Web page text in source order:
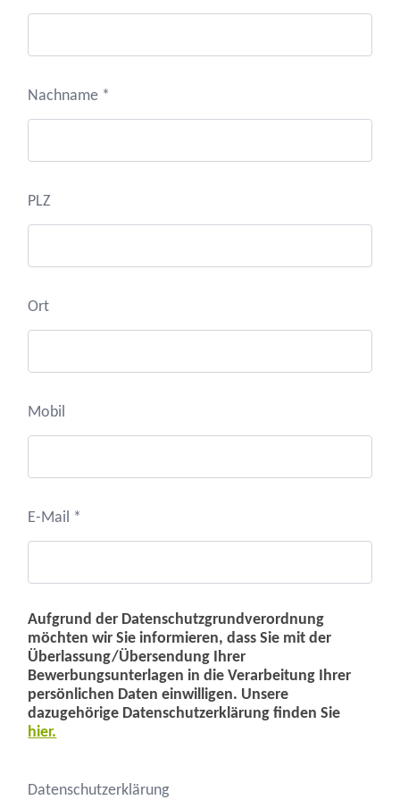
Nachname *
PLZ
Ort
Mobil
E-Mail *
Aufgrund der Datenschutzgrundverordnung
möchten wir Sie informieren, dass Sie mit der
Überlassung/Übersendung Ihrer
Bewerbungsunterlagen in die Verarbeitung Ihrer
persönlichen Daten einwilligen. Unsere
dazugehörige Datenschutzerklärung finden Sie
hier.
Datenschutzerklärung